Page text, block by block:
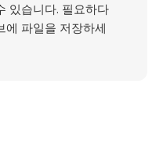
있습니다. 필요하다
에 파일을 저장하세